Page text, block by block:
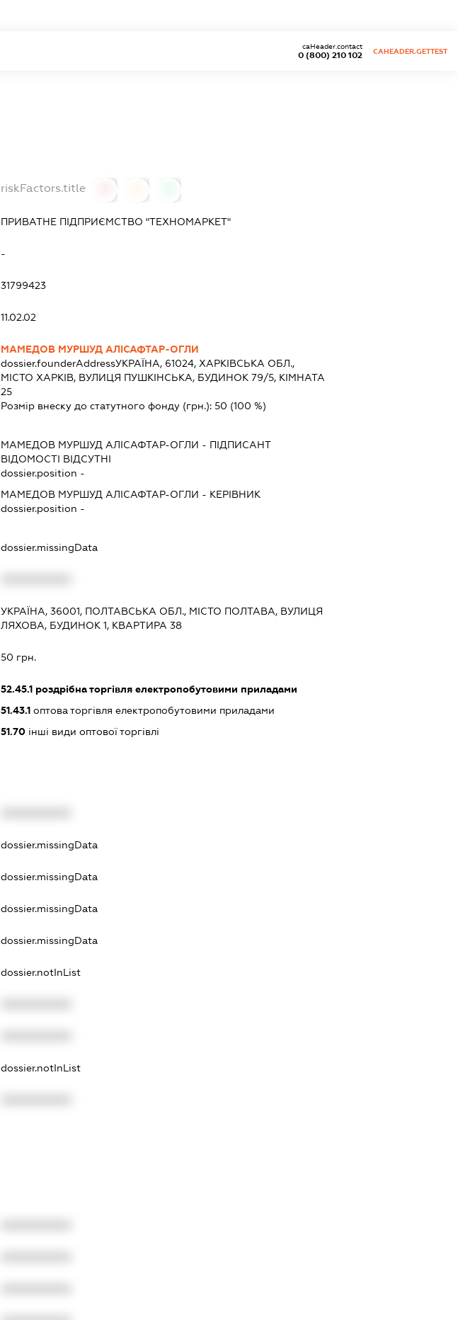
0 (800) 210 102
caHeader.contact
CAHEADER.GETTEST
riskFactors.title
ПРИВАТНЕ ПІДПРИЄМСТВО "ТЕХНОМАРКЕТ"
-
31799423
11.02.02
МАМЕДОВ МУРШУД АЛІСАФТАР-ОГЛИ
dossier.founderAddressУКРАЇНА, 61024, ХАРКІВСЬКА ОБЛ.,
МІСТО ХАРКІВ, ВУЛИЦЯ ПУШКІНСЬКА, БУДИНОК 79/5, КІМНАТА
25
Розмір внеску до статутного фонду (грн.): 50 (100 %)
МАМЕДОВ МУРШУД АЛІСАФТАР-ОГЛИ - ПІДПИСАНТ
ВІДОМОСТІ ВІДСУТНІ
dossier.position -
МАМЕДОВ МУРШУД АЛІСАФТАР-ОГЛИ - КЕРІВНИК
dossier.position -
dossier.missingData
УКРАЇНА, 36001, ПОЛТАВСЬКА ОБЛ., МІСТО ПОЛТАВА, ВУЛИЦЯ
ЛЯХОВА, БУДИНОК 1, КВАРТИРА 38
50 грн.
52.45.1роздрібна торгівля електропобутовими приладами
51.43.1оптова торгівля електропобутовими приладами
51.70інші види оптової торгівлі
dossier.missingData
dossier.missingData
dossier.missingData
dossier.missingData
dossier.notInList
dossier.notInList